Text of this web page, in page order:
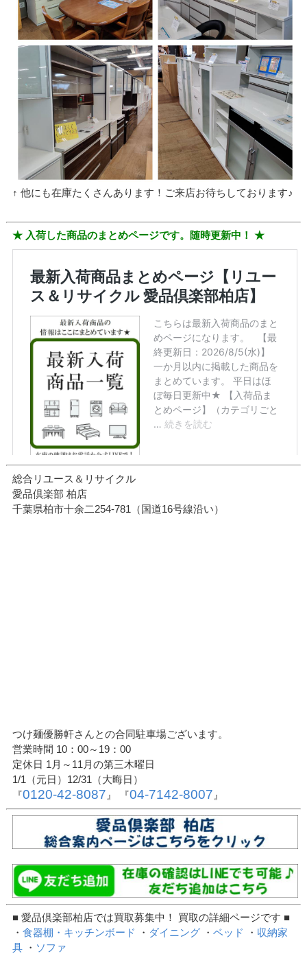
↑ 他にも在庫たくさんあります！ご来店お待ちしております♪
★ 入荷した商品のまとめページです。随時更新中！ ★
総合リユース＆リサイクル
愛品倶楽部 柏店
千葉県柏市十余二254-781（国道16号線沿い）
つけ麺優勝軒さんとの合同駐車場ございます。
営業時間 10：00～19：00
定休日 1月～11月の第三木曜日
1/1（元日）12/31（大晦日）
『0120-42-8087 』 『04-7142-8007 』
■ 愛品倶楽部柏店では買取募集中！ 買取の詳細ページです ■
・食器棚・キッチンボード ・ ダイニング ・ベッド ・ 収納家
具 ・ ソファ